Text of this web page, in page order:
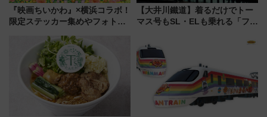
『映画ちいかわ』×横浜コラボ！
限定ステッカー集めやフォトス
いを満喫しよう（花火鑑賞会応
募は7/12まで！）
【大井川鐵道】着るだけでトー
マス号もSL・ELも乗れる「フリ
受注販売